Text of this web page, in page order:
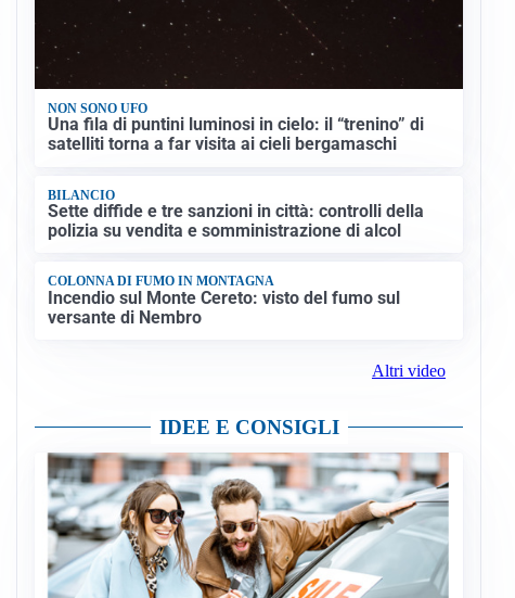
NON SONO UFO
Una fila di puntini luminosi in cielo: il “trenino” di
satelliti torna a far visita ai cieli bergamaschi
BILANCIO
Sette diffide e tre sanzioni in città: controlli della
polizia su vendita e somministrazione di alcol
COLONNA DI FUMO IN MONTAGNA
Incendio sul Monte Cereto: visto del fumo sul
versante di Nembro
Altri video
IDEE E CONSIGLI